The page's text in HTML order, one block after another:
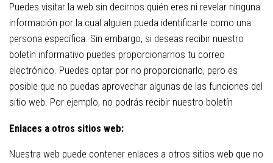
Puedes visitar la web sin decirnos quién eres ni revelar ninguna
información por la cual alguien pueda identificarte como una
persona específica. Sin embargo, si deseas recibir nuestro
boletín informativo puedes proporcionarnos tu correo
electrónico. Puedes optar por no proporcionarlo, pero es
posible que no puedas aprovechar algunas de las funciones del
sitio web. Por ejemplo, no podrás recibir nuestro boletín
Enlaces a otros sitios web:
Nuestra web puede contener enlaces a otros sitios web que no